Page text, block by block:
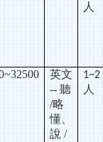
人
英文
-- 聽
/略
懂、
說 /
1~2
人